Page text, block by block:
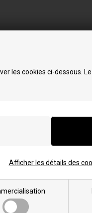
les cookies ci-dessous.
Afficher les détails des